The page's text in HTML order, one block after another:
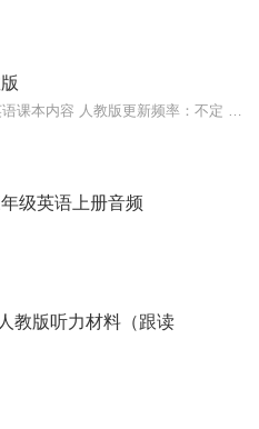
级英语上册音频
教版听力材料（跟读